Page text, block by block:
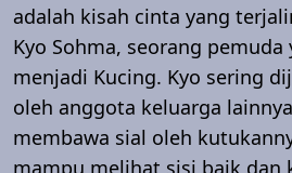
adalah kisah cinta yang
Kyo Sohma, seorang
menjadi Kucing. Kyo sering
oleh anggota keluarga
membawa sial oleh
mampu melihat sisi baik dan